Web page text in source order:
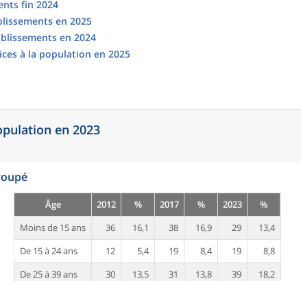
fin 2024
en 2025
en 2024
à la population en 2025
en 2023
Âge 2012 % 2017 % 2023
%
Moins de 15 ans
36 16,1 38 16,9 29
13,4
De 15 à 24 ans
12 5,4 19 8,4 19
8,8
De 25 à 39 ans
30 13,5 31 13,8 39
18,2